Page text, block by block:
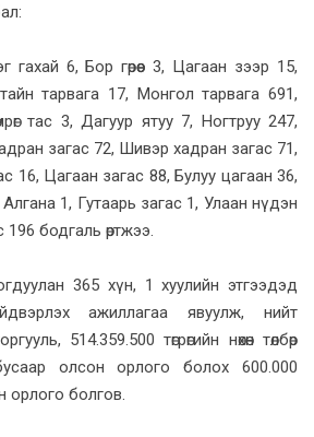
6, Бор гөрөөс 3, Цагаан зээр 15,
тарвага 17, Монгол тарвага 691,
тас 3, Дагуур ятуу 7, Ногтруу 247,
загас 72, Шивэр хадран загас 71,
16, Цагаан загас 88, Булуу цагаан 36,
1, Гутаарь загас 1, Улаан нүдэн
бодгаль өртжээ.
365 хүн, 1 хуулийн этгээдэд
ажиллагаа явуулж, нийт
514.359.500 төгрөгийн нөхөн төлбөр
олсон орлого болох 600.000
орлого болгов.